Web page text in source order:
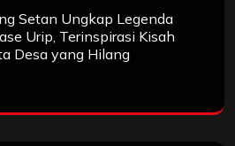
Setan Ungkap Legenda
Urip, Terinspirasi Kisah
Desa yang Hilang